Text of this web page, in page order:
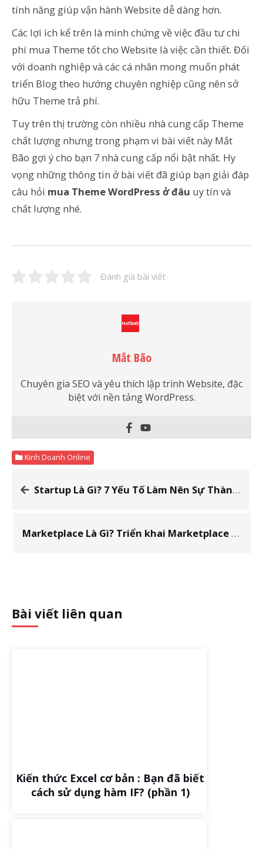
tính năng giúp vận hành Website dễ dàng hơn.
Các lợi ích kể trên là minh chứng về việc đầu tư chi
phí mua Theme tốt cho Website là việc cần thiết. Đối
với doanh nghiệp và các cá nhân mong muốn phát
triển Blog theo hướng chuyên nghiệp cũng nên sở
hữu Theme trả phí.
Tuy trên thị trường còn nhiều nhà cung cấp Theme
chất lượng nhưng trong phạm vi bài viết này Mắt
Bão gợi ý cho bạn 7 nhà cung cấp nổi bật nhất. Hy
vọng những thông tin ở bài viết đã giúp bạn giải đáp
câu hỏi mua Theme WordPress ở đâu uy tín và
chất lượng nhé.
Đánh giá bài viết
Mắt Bão
Chuyên gia SEO và yêu thích lập trình Website, đặc
biệt với nền tảng WordPress.
Kinh Doanh Online
Startup Là Gì? 7 Yếu Tố Làm Nên Sự Thành Công Của Startup
Marketplace Là Gì? Triển khai Marketplace Facebook như thế nào?
Bài viết liên quan
Kiến thức Excel cơ bản : Bạn đã biết
cách sử dụng hàm IF? (phần 1)